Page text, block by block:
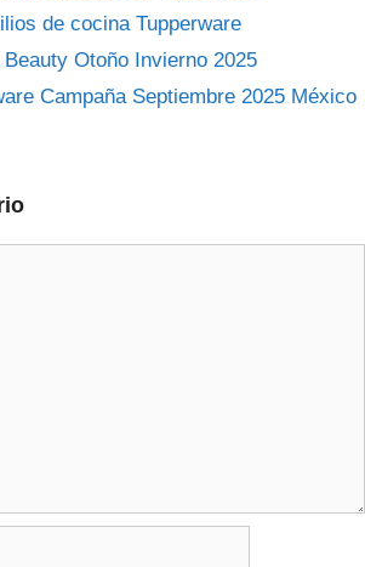
de cocina Tupperware
Otoño Invierno 2025
Campaña Septiembre 2025 México